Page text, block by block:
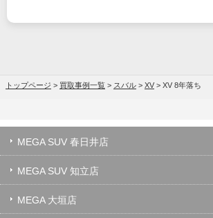
トップページ > 買取事例一覧 > スバル > XV > XV 8年落ち
MEGA SUV 春日井店
MEGA SUV 知立店
MEGA 大垣店